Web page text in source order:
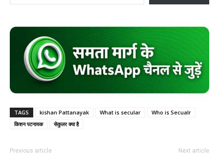
TAGS kishan Pattanayak What is secular
Who is Secualr
किशन पटनायक
सेकुलर क्या है
Previous article Next article